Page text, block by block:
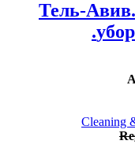
Тель-
Cleaning